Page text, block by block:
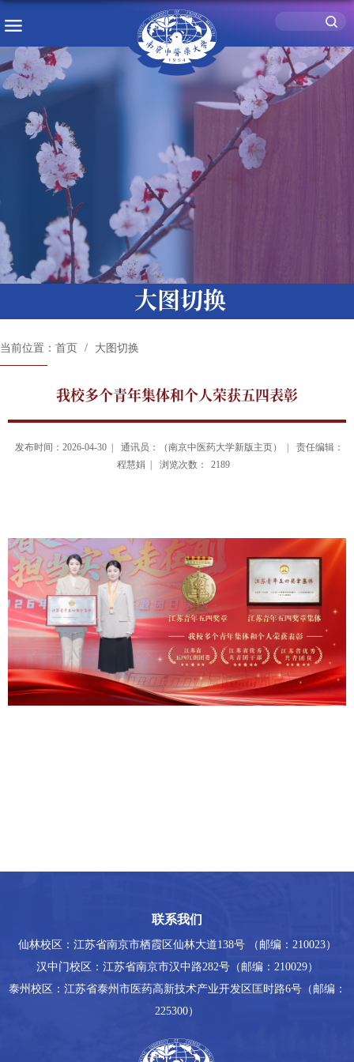
大图切换
当前位置： 首页 大图切换
我校多个青年集体和个人荣获五四表彰
发布时间：2026-04-30 | 通讯员：（南京中医药大学新版主页） |
责任编辑：
程慧娟 |
浏览次数： 2189
联系我们
仙林校区：江苏省南京市栖霞区仙林大道138号 （邮编：210023）
汉中门校区：江苏省南京市汉中路282号（邮编：210029）
泰州校区：江苏省泰州市医药高新技术产业开发区匡时路6号（邮编：
225300）